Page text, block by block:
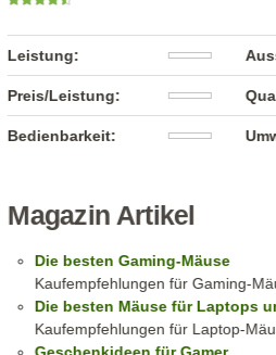
Leistung:
Preis/Leistung:
Bedienbarkeit:
Magazin Artikel
Die besten Gaming-Mäuse
Kaufempfehlungen für Gaming-
Die besten Mäuse für Laptops
Kaufempfehlungen für Laptop-